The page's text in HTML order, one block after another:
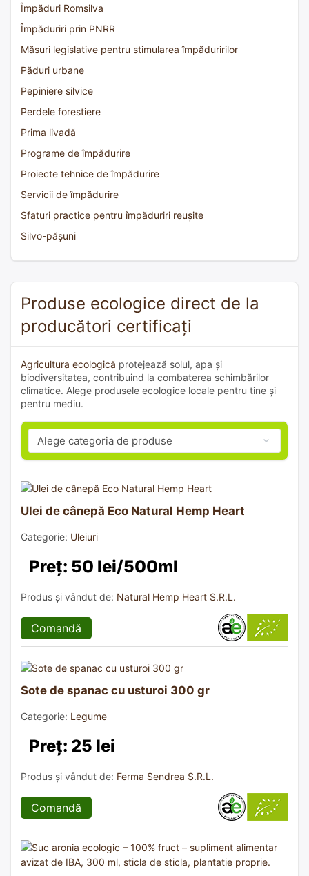
Împăduri Romsilva
Împăduriri prin PNRR
Măsuri legislative pentru stimularea împăduririlor
Păduri urbane
Pepiniere silvice
Perdele forestiere
Prima livadă
Programe de împădurire
Proiecte tehnice de împădurire
Servicii de împădurire
Sfaturi practice pentru împăduriri reușite
Silvo-pășuni
Produse ecologice direct de la
producători certificați
Agricultura ecologică protejează solul, apa și
biodiversitatea, contribuind la combaterea schimbărilor
climatice. Alege produsele ecologice locale pentru tine și
pentru mediu.
Ulei de cânepă Eco Natural Hemp Heart
Categorie: Uleiuri
Preț: 50 lei/500ml
Produs și vândut de: Natural Hemp Heart S.R.L.
Comandă
Sote de spanac cu usturoi 300 gr
Categorie: Legume
Preț: 25 lei
Produs și vândut de: Ferma Sendrea S.R.L.
Comandă